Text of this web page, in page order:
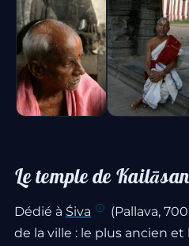
Le temple de
Dédié à Śiva
(Pallava,
de la ville : le plus ancien